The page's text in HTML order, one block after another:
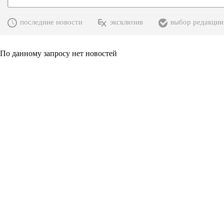
последние новости эксклюзив выбор редакции
По данному запросу нет новостей